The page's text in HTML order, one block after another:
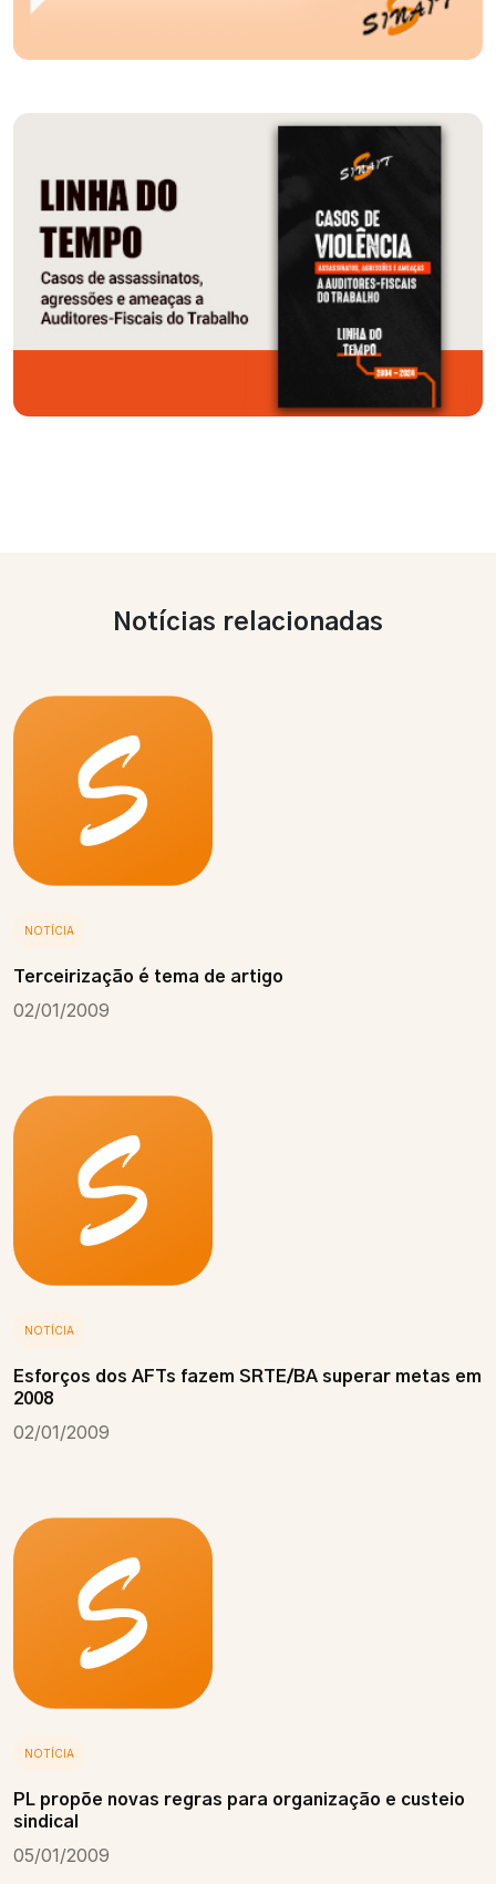
Notícias relacionadas
NOTÍCIA
Terceirização é tema de artigo
02/01/2009
NOTÍCIA
Esforços dos AFTs fazem SRTE/BA superar metas em
2008
02/01/2009
NOTÍCIA
PL propõe novas regras para organização e custeio
sindical
05/01/2009